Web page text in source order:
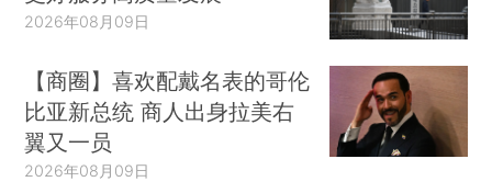
2026年08月09日
【商圈】喜欢配戴名表的哥伦
比亚新总统 商人出身拉美右
翼又一员
2026年08月09日